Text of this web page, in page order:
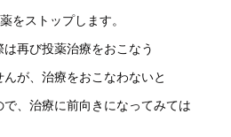
をストップします。
再び投薬治療をおこなう
が、治療をおこなわないと
、治療に前向きになってみては